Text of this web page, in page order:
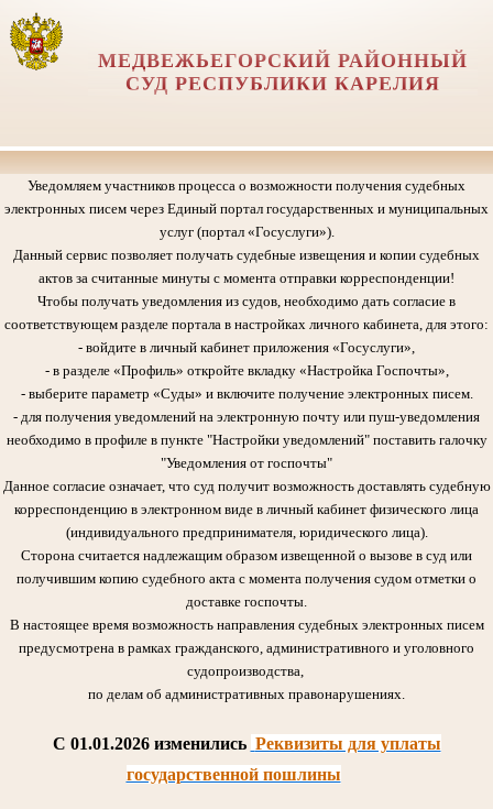
МЕДВЕЖЬЕГОРСКИЙ РАЙОННЫЙ
СУД РЕСПУБЛИКИ КАРЕЛИЯ
Уведомляем участников процесса о возможности получения судебных
электронных писем через Единый портал государственных и муниципальных
услуг (портал «Госуслуги»).
Данный сервис позволяет получать судебные извещения и копии судебных
актов за считанные минуты с момента отправки корреспонденции!
Чтобы получать уведомления из судов, необходимо дать согласие в
соответствующем разделе портала в настройках личного кабинета, для этого:
- войдите в личный кабинет приложения «Госуслуги»,
- в разделе «Профиль» откройте вкладку «Настройка Госпочты»,
- выберите параметр «Суды» и включите получение электронных писем.
- для получения уведомлений на электронную почту или пуш-уведомления
необходимо в профиле в пункте "Настройки уведомлений" поставить галочку
"Уведомления от госпочты"
Данное согласие означает, что суд получит возможность доставлять судебную
корреспонденцию в электронном виде в личный кабинет физического лица
(индивидуального предпринимателя, юридического лица).
Сторона считается надлежащим образом извещенной о вызове в суд или
получившим копию судебного акта с момента получения судом отметки о
доставке госпочты.
В настоящее время возможность направления судебных электронных писем
предусмотрена в рамках гражданского, административного и уголовного
судопроизводства,
по делам об административных правонарушениях.
C 01.01.2026 изменились Реквизиты для уплаты
государственной пошлины